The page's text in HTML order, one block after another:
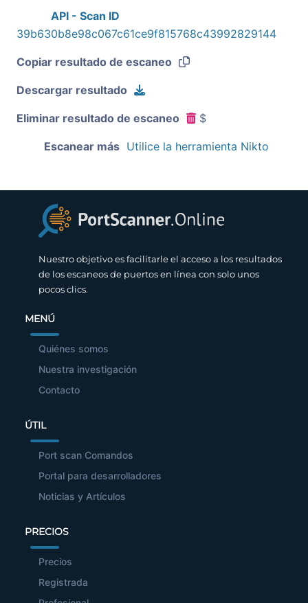
API - Scan ID
39b630b8e98c067c61ce9f815768c43992829144
Copiar resultado de escaneo
Descargar resultado
Eliminar resultado de escaneo $
Escanear más Utilice la herramienta Nikto
Nuestro objetivo es facilitarle el acceso a los resultados
de los escaneos de puertos en línea con solo unos
pocos clics.
MENÚ
Quiénes somos
Nuestra investigación
Contacto
ÚTIL
Port scan Comandos
Portal para desarrolladores
Noticias y Artículos
PRECIOS
Precios
Registrada